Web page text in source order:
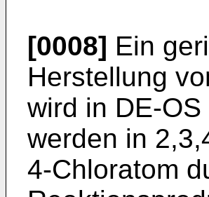
[0008] Ein
Herstellung
wird in DE-
werden in
4-Chloratom